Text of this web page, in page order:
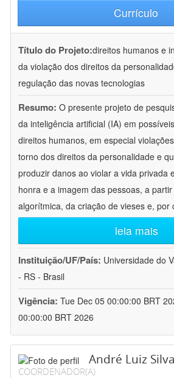
Currículo
Título do Projeto:direitos humanos e
da violação dos direitos da
regulação das novas tecnologias
Resumo: O presente projeto de
da inteligência artificial (IA) em
direitos humanos, em especial
torno dos direitos da personalidade e
produzir danos ao violar a vida privada
honra e a imagem das pessoas, a
algorítmica, da criação de vieses e, por
leia mais
Instituição/UF/País: Universidade do
- RS - Brasil
Vigência: Tue Dec 05 00:00:00 BRT
00:00:00 BRT 2026
André Luiz
COORDENADOR(A)